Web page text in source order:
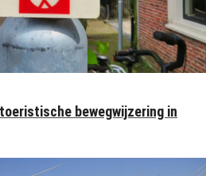
bewegwijzering in